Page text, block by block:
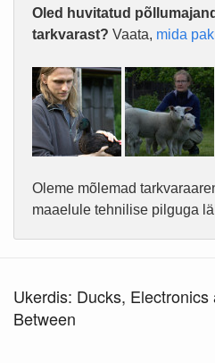
Oled huvitatud
tarkvarast? Vaata, mida
Oleme mõlemad
maaelule tehnilise pilguga
Ukerdis: Ducks,
Between